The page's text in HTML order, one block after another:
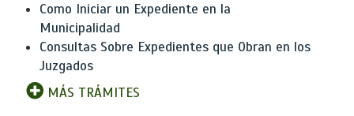
Como Iniciar un Expediente en la
Municipalidad
Consultas Sobre Expedientes que Obran en los
Juzgados
MÁS TRÁMITES